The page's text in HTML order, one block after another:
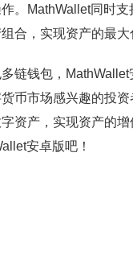
。MathWallet同时
合，实现资产的最大
链钱包，
币市场感兴趣的投
资产，实现资产的
安卓版吧！